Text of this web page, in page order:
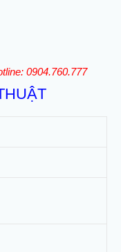
0904.760.777